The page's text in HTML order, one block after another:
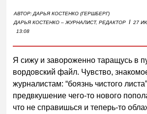
АВТОР:ДАРЬЯ КОСТЕНКО (ГЕРШБЕРГ)
ДАРЬЯ КОСТЕНКО – ЖУРНАЛИСТ, РЕДАКТОР I 27
13:08
Я сижу и завороженно таращусь в
вордовский файл. Чувство,
журналистам: “боязнь чистого
предвкушение чего-то нового
что не справишься и теперь-то